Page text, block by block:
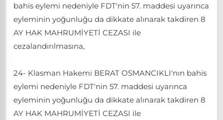
bahis eylemi nedeniyle FDT'nin 57. maddesi uyarınca
eyleminin yoğunluğu da dikkate alınarak takdiren 8
AY HAK MAHRUMİYETİ CEZASI ile
cezalandırılmasına,
24- Klasman Hakemi BERAT OSMANCIKLI'nın bahis
eylemi nedeniyle FDT'nin 57. maddesi uyarınca
eyleminin yoğunluğu da dikkate alınarak takdiren 8
AY HAK MAHRUMİYETİ CEZASI ile